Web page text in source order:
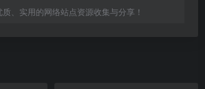
、实用的网络站点资源收集与分享！